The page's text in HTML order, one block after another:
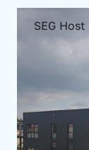
SEG